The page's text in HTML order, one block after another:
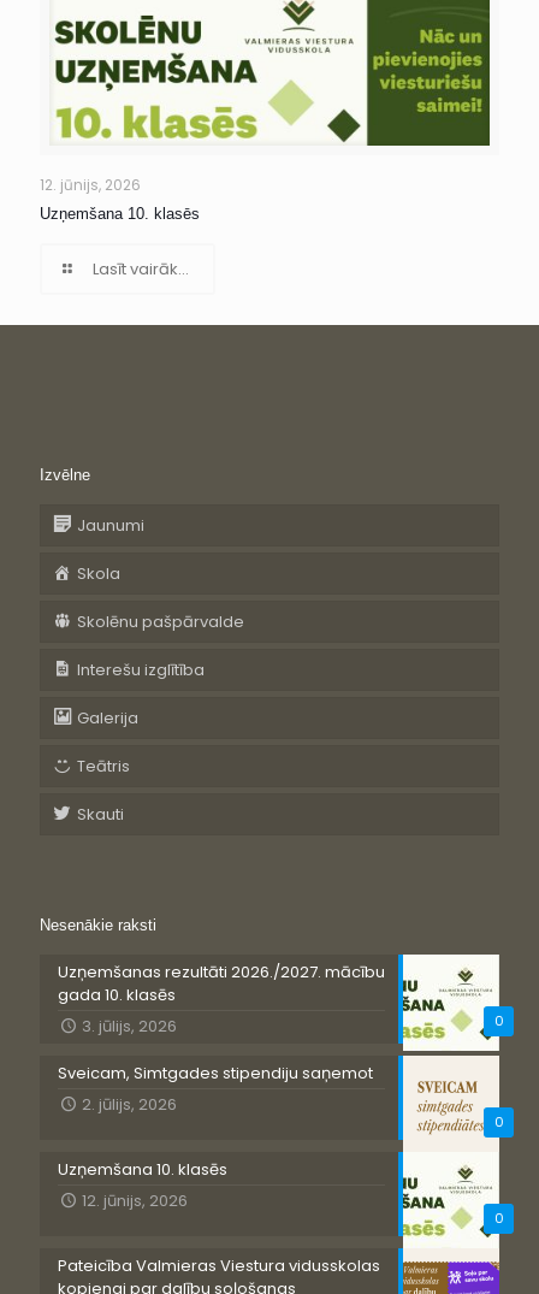
12. jūnijs, 2026
Uzņemšana 10. klasēs
Lasīt vairāk...
Izvēlne
Jaunumi
Skola
Skolēnu pašpārvalde
Interešu izglītība
Galerija
Teātris
Skauti
Nesenākie raksti
0
Uzņemšanas rezultāti 2026./2027. mācību
gada 10. klasēs
3. jūlijs, 2026
0
Sveicam, Simtgades stipendiju saņemot
2. jūlijs, 2026
0
Uzņemšana 10. klasēs
12. jūnijs, 2026
Pateicība Valmieras Viestura vidusskolas
kopienai par dalību soļošanas